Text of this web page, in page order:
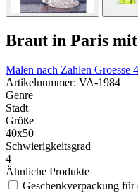
Braut in Paris
Malen nach Zahlen Groesse
Artikelnummer: VA-1984
Genre
Stadt
Größe
40x50
Schwierigkeitsgrad
4
Ähnliche Produkte
Geschenkverpackung